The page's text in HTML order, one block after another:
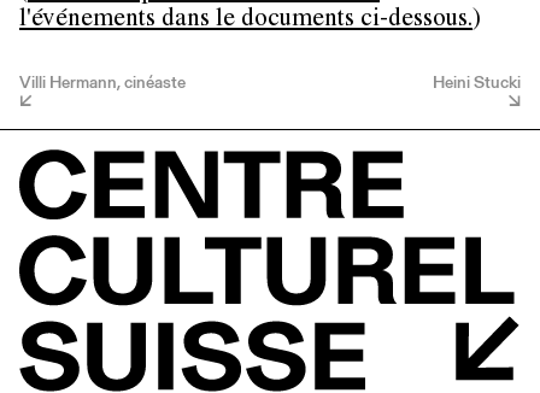
l'événements dans le documents ci-dessous.)
Villi Hermann, cinéaste Heini Stucki